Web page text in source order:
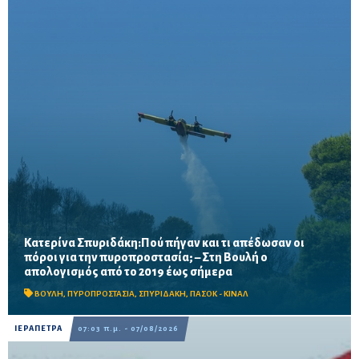
Κατερίνα Σπυριδάκη:Πού πήγαν και τι απέδωσαν οι
πόροι για την πυροπροστασία; – Στη Βουλή ο
απολογισμός από το 2019 έως σήμερα
ΒΟΥΛΗ, ΠΥΡΟΠΡΟΣΤΑΣΙΑ, ΣΠΥΡΙΔΑΚΗ, ΠΑΣΟΚ - ΚΙΝΑΛ
Το ΠΑΣΟΚ ζητά πλήρη απολογισμό των χρηματοδοτήσεων από
το 2019, στοιχεία για τα προγράμματα «ΑΙΓΙΣ» και AntiNero,
καθώς και απαντήσεις για προσωπικό, οχήματα, ε...
ΙΕΡΑΠΕΤΡΑ 07:03 π.μ. - 07/08/2026